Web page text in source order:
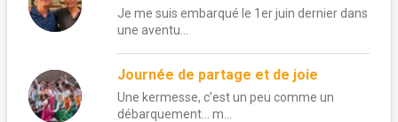
Je me suis embarqué le 1er juin dernier dans
une aventu...
Journée de partage et de joie
Une kermesse, c’est un peu comme un
débarquement… m...